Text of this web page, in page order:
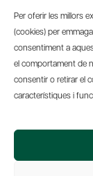
Per oferir les millors
(cookies) per
consentiment a
el comportament de
consentir o retirar el
característiques i
© 2026